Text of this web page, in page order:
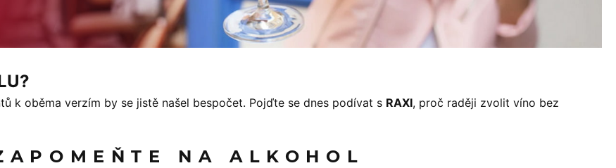
k oběma verzím by se jistě našel bespočet. Pojďte se dnes podívat s RAXI, proč raději zvolit víno bez
NA ALKOHOL